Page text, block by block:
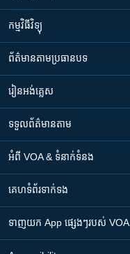
កម្មវិធី​វិទ្យុ
ព័ត៌មាន​តាមប្រធានបទ​
រៀន​​អង់គ្លេស
ទទួល​ព័ត៌មាន​តាម
អំពី​ VOA & ទំនាក់ទំនង
គេហទំព័រ​​ទាក់ទង
ទាញយក​ App ផ្សេងៗ​របស់​ VOA